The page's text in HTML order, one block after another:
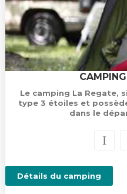
Le camping La Regate,
type 3 étoiles et
dans le
Détails du camping